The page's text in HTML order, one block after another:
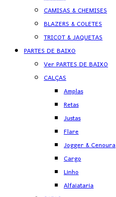
CAMISAS & CHEMISES
BLAZERS & COLETES
TRICOT & JAQUETAS
PARTES DE BAIXO
Ver PARTES DE BAIXO
CALÇAS
Amplas
Retas
Justas
Flare
Jogger & Cenoura
Cargo
Linho
Alfaiataria